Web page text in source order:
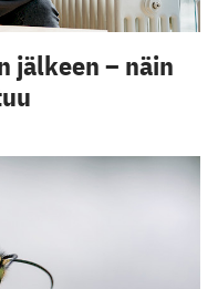
jälkeen – näin